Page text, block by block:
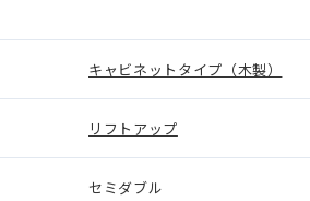
キャビネットタイプ（木製）
リフトアップ
セミダブル